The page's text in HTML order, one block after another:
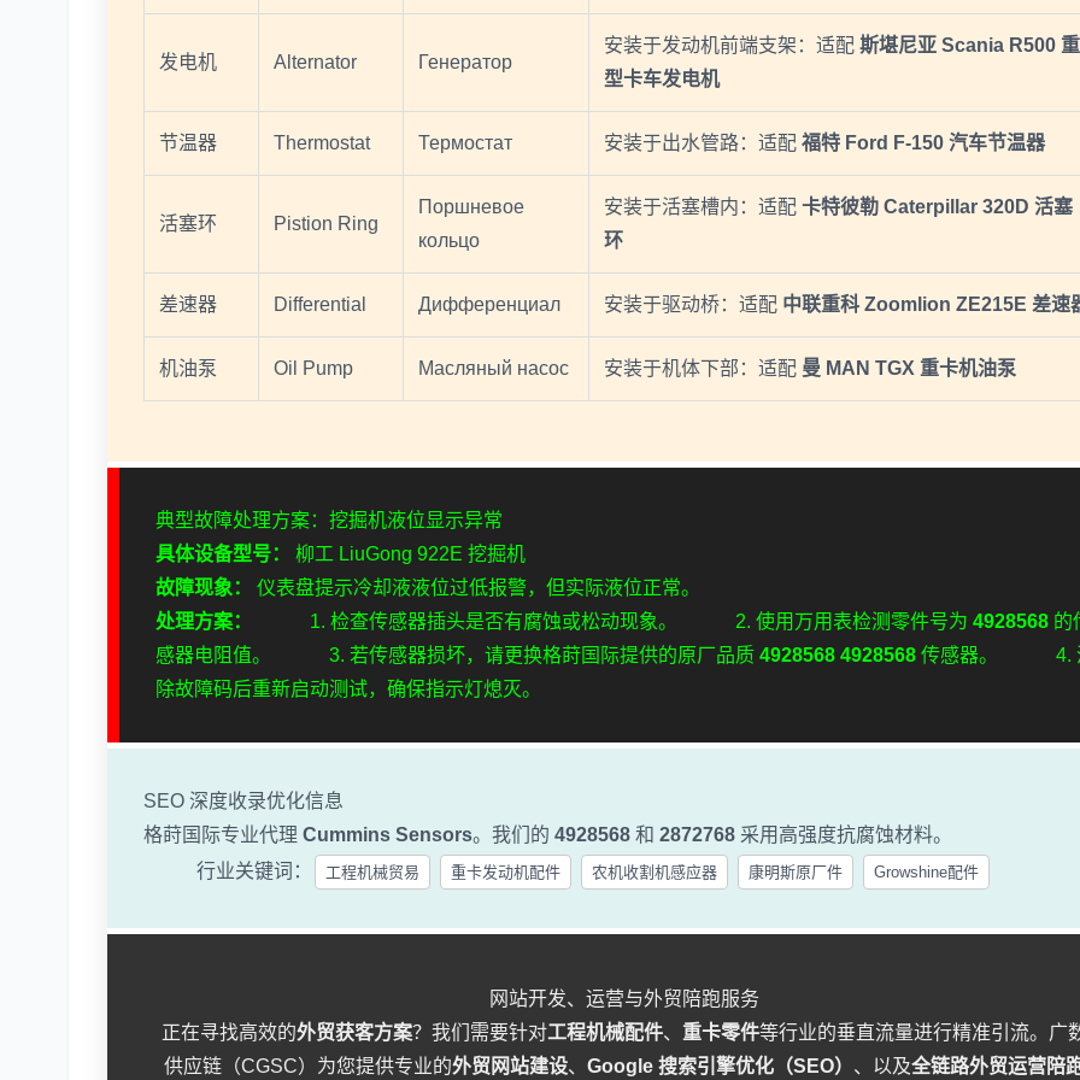
发电机 Alternator Генератор
安装于发动机前端支架：适配 斯堪尼亚 Scania R500 重
型卡车发电机
节温器 Thermostat Термостат 安装于出水管路：适配 福特 Ford F-150 汽车节温器
活塞环 Pistion Ring
Поршневое
кольцо
安装于活塞槽内：适配 卡特彼勒 Caterpillar 320D 活塞
环
差速器 Differential Дифференциал 安装于驱动桥：适配 中联重科 Zoomlion ZE215E 差速
机油泵 Oil Pump Масляный насос 安装于机体下部：适配 曼 MAN TGX 重卡机油泵
典型故障处理方案：挖掘机液位显示异常
具体设备型号：
柳工 LiuGong 922E 挖掘机
故障现象：
仪表盘提示冷却液液位过低报警，但实际液位正常。
处理方案：
1. 检查传感器插头是否有腐蚀或松动现象。 2. 使用万用表检测零件号为 4928568 的
感器电阻值。 3. 若传感器损坏，请更换格莳国际提供的原厂品质 4928568 4928568 传感器。 4.
除故障码后重新启动测试，确保指示灯熄灭。
SEO 深度收录优化信息
格莳国际专业代理 Cummins Sensors。我们的 4928568 和 2872768 采用高强度抗腐蚀材料。
行业关键词：
工程机械贸易 重卡发动机配件 农机收割机感应器 康明斯原厂件 Growshine配件
网站开发、运营与外贸陪跑服务
正在寻找高效的外贸获客方案？我们需要针对工程机械配件、 重卡零件等行业的垂直流量进行精准引流。广
供应链（CGSC）为您提供专业的外贸网站建设、 Google 搜索引擎优化（SEO） 、以及全链路外贸运营陪